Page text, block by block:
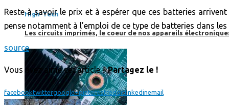
High-Tech
Les circuits imprimés, le coeur de nos appareils
Reste à savoir le prix et à espérer que ces batteries
pense notamment à l’emploi de ce type de batteries dans
source
Vous avez aimé cet article ?Partagez le !
facebooktwittergoogle+pinterestredditlinkedinemail